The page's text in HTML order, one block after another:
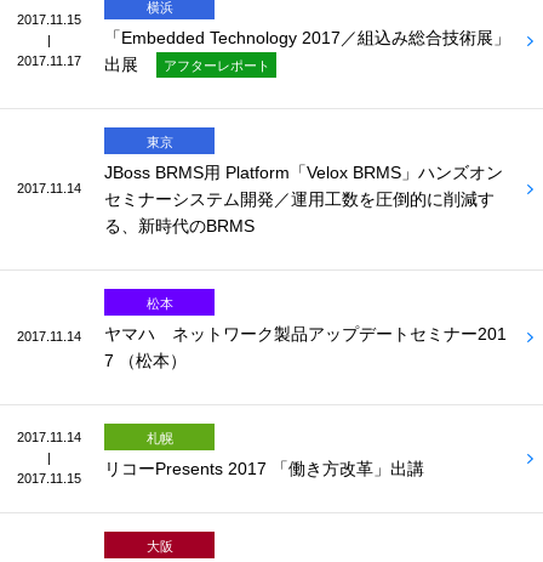
2017.11.15
|
2017.11.17
横浜
「Embedded Technology 2017／組込み総合技術展」
出展
アフターレポート
2017.11.14
東京
JBoss BRMS用 Platform「Velox BRMS」ハンズオン
セミナーシステム開発／運用工数を圧倒的に削減す
る、新時代のBRMS
2017.11.14
松本
ヤマハ ネットワーク製品アップデートセミナー201
7 （松本）
2017.11.14
|
2017.11.15
札幌
リコーPresents 2017 「働き方改革」出講
大阪